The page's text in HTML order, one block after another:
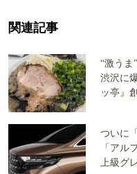
関連記事
“激うま
渋沢に
ッ亭』
ついに
「アル
上級グ